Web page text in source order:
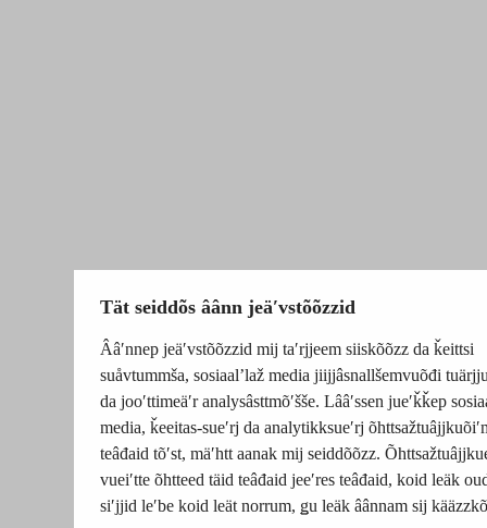
Tät seiddõs âânn jeäʹvstõõzzid
Ââʹnnep jeäʹvstõõzzid mij taʹrjjeem siiskõõzz da ǩeittsi
suåvtummša, sosiaalʼlaž media jiijjâsnallšemvuõđi
da jooʹttimeäʹr analysâsttmõʹšše. Lââʹssen jueʹǩǩep
media, ǩeeitas-sueʹrj da analytikksueʹrj
teâđaid tõʹst, mäʹhtt aanak mij seiddõõzz.
vueiʹtte õhtteed täid teâđaid jeeʹres teâđaid, koid leäk
siʹjjid leʹbe koid leät norrum, ǥu leäk âânnam sij